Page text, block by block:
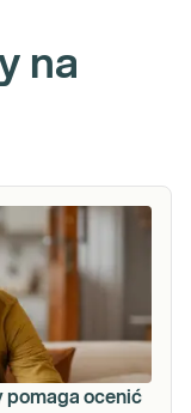
na
pomaga ocenić